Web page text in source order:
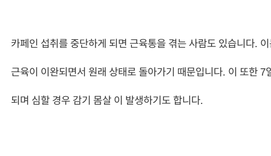
카페인 섭취를 중단하게 되면 근육통을 겪는 사람도 있습니다.
근육이 이완되면서 원래 상태로 돌아가기 때문입니다. 이 또한 7
되며 심할 경우 감기 몸살 이 발생하기도 합니다.